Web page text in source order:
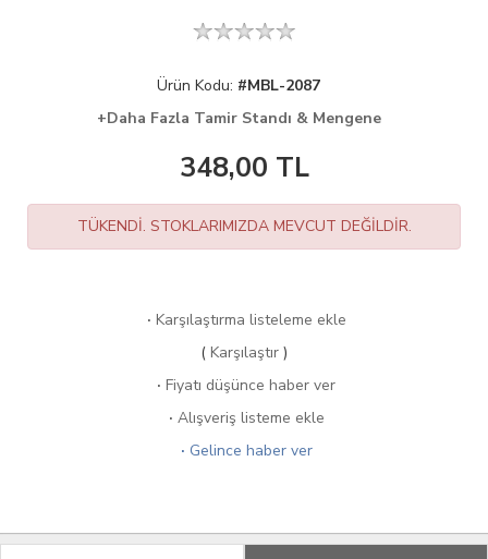
Ürün Kodu: #MBL-2087
+Daha Fazla Tamir Standı & Mengene
348,00 TL
TÜKENDİ. STOKLARIMIZDA MEVCUT DEĞİLDİR.
· Karşılaştırma listeleme ekle
( Karşılaştır )
· Fiyatı düşünce haber ver
· Alışveriş listeme ekle
· Gelince haber ver